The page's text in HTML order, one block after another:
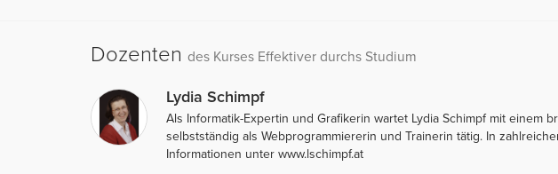
Dozenten des Kurses Effektiver durchs Studium
Lydia Schimpf
Als Informatik-Expertin und Grafikerin wartet Lydia Schimpf mit einem
selbstständig als Webprogrammiererin und Trainerin tätig. In
Informationen unter www.lschimpf.at